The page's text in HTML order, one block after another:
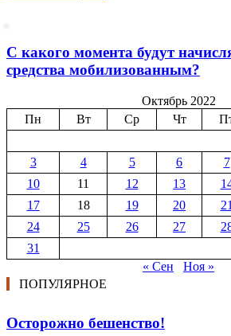
С какого момента будут
средства мобилизованным?
Октябрь 2022
Пн
Вт Ср Чт
3
4 5 6 7
10
11 12 13
17
18 19 20 21
24
25 26 27
31
« Сен
Ноя »
ПОПУЛЯРНОЕ
Осторожно бешенство!